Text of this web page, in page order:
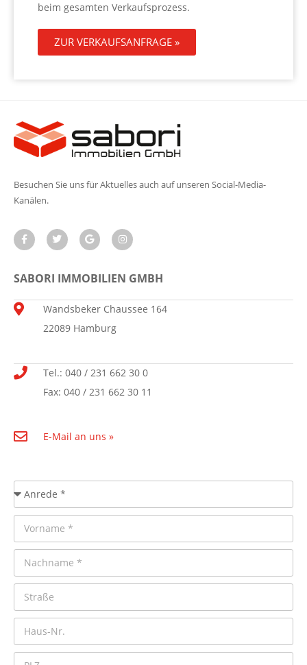
beim gesamten Verkaufsprozess.
ZUR VERKAUFSANFRAGE »
Besuchen Sie uns für Aktuelles auch auf unseren Social-Media-
Kanälen.
SABORI IMMOBILIEN GMBH
Wandsbeker Chaussee 164
22089 Hamburg
Tel.: 040 / 231 662 30 0
Fax: 040 / 231 662 30 11
E-Mail an uns »